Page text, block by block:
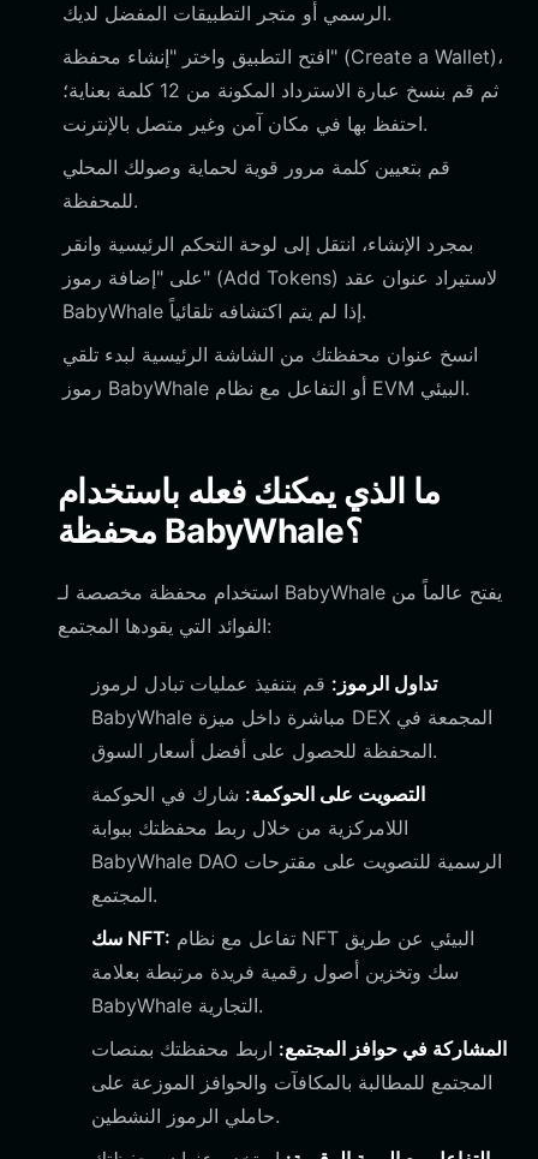
الرسمي أو متجر التطبيقات المفضل لديك.
افتح التطبيق واختر "إنشاء محفظة" (Create a Wallet)،
ثم قم بنسخ عبارة الاسترداد المكونة من 12 كلمة بعناية؛
احتفظ بها في مكان آمن وغير متصل بالإنترنت.
قم بتعيين كلمة مرور قوية لحماية وصولك المحلي
للمحفظة.
بمجرد الإنشاء، انتقل إلى لوحة التحكم الرئيسية وانقر
على "إضافة رموز" (Add Tokens) لاستيراد عنوان عقد
BabyWhale إذا لم يتم اكتشافه تلقائياً.
انسخ عنوان محفظتك من الشاشة الرئيسية لبدء تلقي
رموز BabyWhale أو التفاعل مع نظام EVM البيئي.
ما الذي يمكنك فعله باستخدام
محفظة BabyWhale؟
استخدام محفظة مخصصة لـ BabyWhale يفتح عالماً من
الفوائد التي يقودها المجتمع:
تداول الرموز: قم بتنفيذ عمليات تبادل لرموز
BabyWhale مباشرة داخل ميزة DEX المجمعة في
المحفظة للحصول على أفضل أسعار السوق.
التصويت على الحوكمة: شارك في الحوكمة
اللامركزية من خلال ربط محفظتك ببوابة
BabyWhale DAO الرسمية للتصويت على مقترحات
المجتمع.
سك NFT:
سك وتخزين أصول رقمية فريدة مرتبطة بعلامة
BabyWhale التجارية.
المشاركة في حوافز المجتمع: اربط محفظتك بمنصات
المجتمع للمطالبة بالمكافآت والحوافز الموزعة على
حاملي الرموز النشطين.